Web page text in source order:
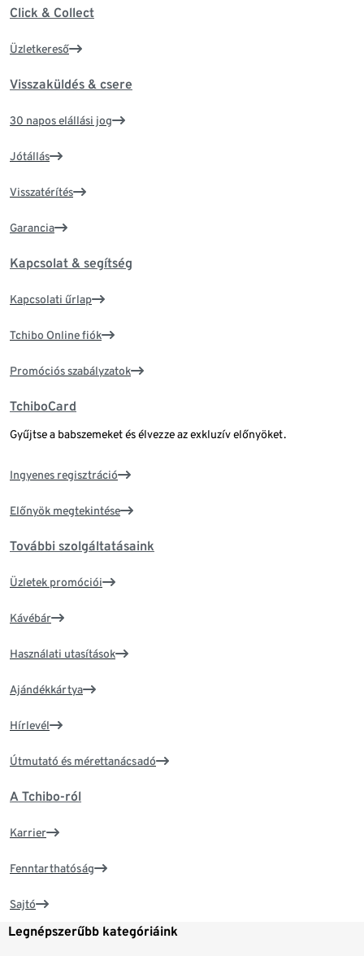
Click & Collect
Üzletkereső
Visszaküldés & csere
30 napos elállási jog
Jótállás
Visszatérítés
Garancia
Kapcsolat & segítség
Kapcsolati űrlap
Tchibo Online fiók
Promóciós szabályzatok
TchiboCard
Gyűjtse a babszemeket és élvezze az exkluzív előnyöket.
Ingyenes regisztráció
Előnyök megtekintése
További szolgáltatásaink
Üzletek promóciói
Kávébár
Használati utasítások
Ajándékkártya
Hírlevél
Útmutató és mérettanácsadó
A Tchibo-ról
Karrier
Fenntarthatóság
Sajtó
Legnépszerűbb kategóriáink